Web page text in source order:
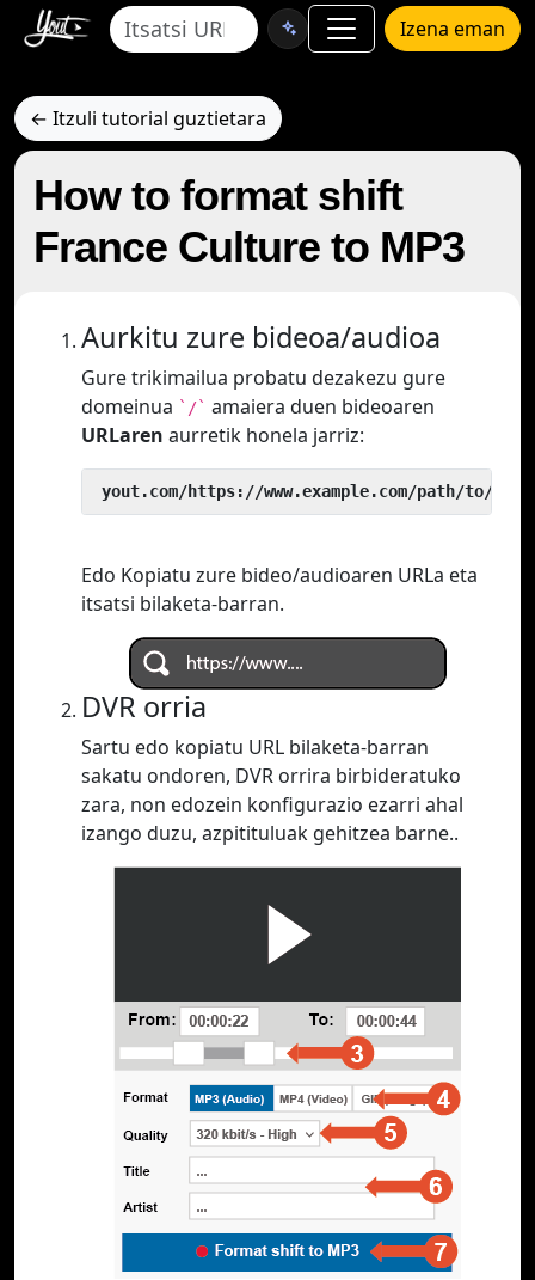
Izena eman
← Itzuli tutorial guztietara
How to format shift
France Culture to MP3
Aurkitu zure bideoa/audioa
Gure trikimailua probatu dezakezu gure
domeinua `/` amaiera duen bideoaren
URLaren aurretik honela jarriz:
yout.com/https://www.example.com/path/to/
Edo Kopiatu zure bideo/audioaren URLa eta
itsatsi bilaketa-barran.
DVR orria
Sartu edo kopiatu URL bilaketa-barran
sakatu ondoren, DVR orrira birbideratuko
zara, non edozein konfigurazio ezarri ahal
izango duzu, azpitituluak gehitzea barne..